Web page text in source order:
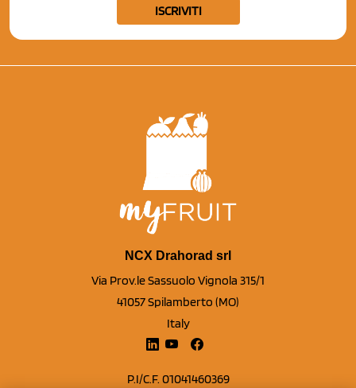
ISCRIVITI
NCX Drahorad srl
Via Prov.le Sassuolo Vignola 315/1
41057 Spilamberto (MO)
Italy
P.I/C.F. 01041460369